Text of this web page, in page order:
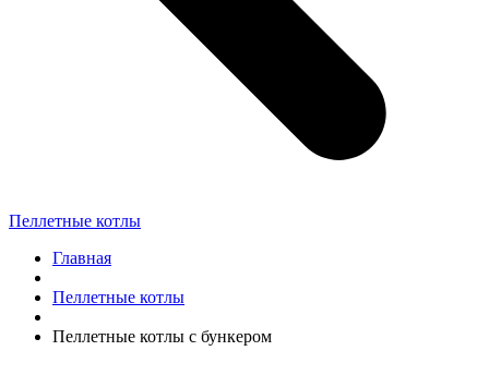
Пеллетные котлы
Главная
Пеллетные котлы
Пеллетные котлы с бункером